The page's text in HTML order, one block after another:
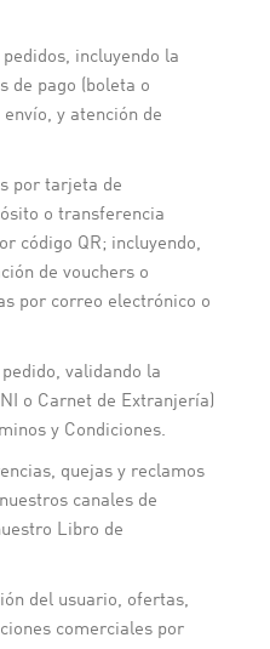
incluyendo la
de pago (boleta o
y atención de
por tarjeta de
o transferencia
código QR; incluyendo,
de vouchers o
por correo electrónico o
validando la
o Carnet de Extranjería)
y Condiciones.
quejas y reclamos
canales de
Libro de
del usuario, ofertas,
comerciales por